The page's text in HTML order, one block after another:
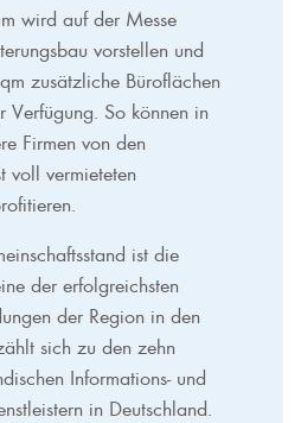
wird auf der Messe
vorstellen und
zusätzliche Büroflächen
So können in
Firmen von den
voll vermieteten
ist die
der erfolgreichsten
der Region in den
sich zu den zehn
Informations- und
in Deutschland.